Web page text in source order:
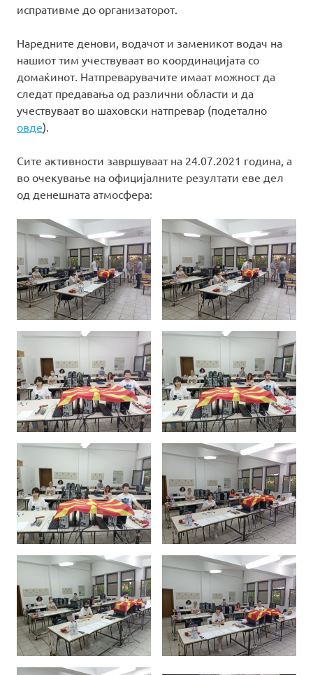
испративме до организаторот.
Наредните денови, водачот и заменикот водач на
нашиот тим учествуваат во координацијата со
домаќинот. Натпреварувачите имаат можност да
следат предавања од различни области и да
учествуваат во шаховски натпревар (подетално
овде).
Сите активности завршуваат на 24.07.2021 година, а
во очекување на официјалните резултати еве дел
од денешната атмосфера: